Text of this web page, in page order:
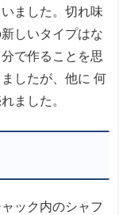
ました。切れ味
しいタイプはな
で作ることを思
したが、他に 何
ました。
ック内のシャフ